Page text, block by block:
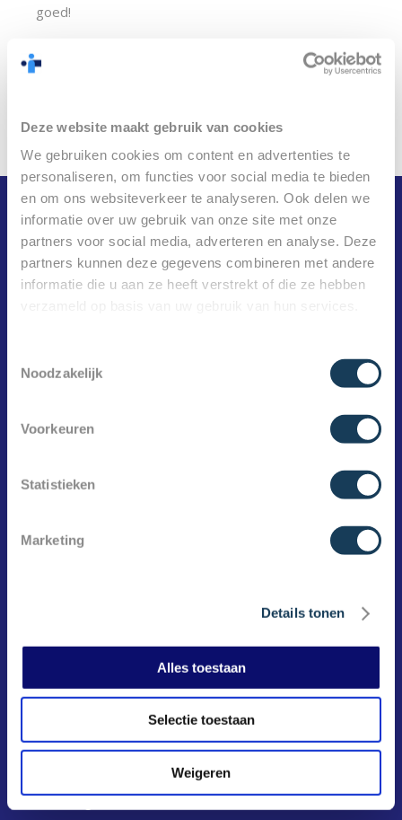
Deze website maakt gebruik van cookies
We gebruiken cookies om content en advertenties te
personaliseren, om functies voor social media te bieden
en om ons websiteverkeer te analyseren. Ook delen we
informatie over uw gebruik van onze site met onze
partners voor social media, adverteren en analyse. Deze
partners kunnen deze gegevens combineren met andere
informatie die u aan ze heeft verstrekt of die ze hebben
Noodzakelijk
Voorkeuren
Statistieken
Marketing
Details tonen
Alles toestaan
Selectie toestaan
Weigeren
goed!
Maandag 7:50 - 20:30